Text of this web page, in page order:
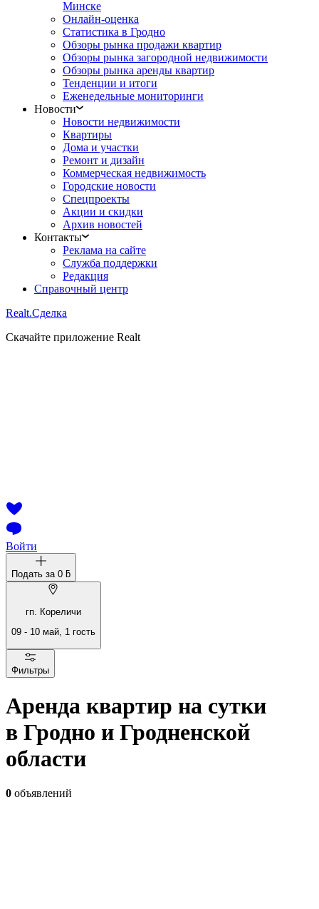
Минске
Онлайн-оценка
Статистика в Гродно
Обзоры рынка продажи квартир
Обзоры рынка загородной недвижимости
Обзоры рынка аренды квартир
Тенденции и итоги
Еженедельные мониторинги
Новости
Новости недвижимости
Квартиры
Дома и участки
Ремонт и дизайн
Коммерческая недвижимость
Городские новости
Спецпроекты
Акции и скидки
Архив новостей
Контакты
Реклама на сайте
Служба поддержки
Редакция
Справочный центр
Realt.Сделка
Скачайте приложение Realt
Войти
Подать за 0 ƃ
гп. Кореличи
09 - 10 май, 1 гость
Фильтры
Аренда квартир на сутки
в Гродно и Гродненской
области
0 объявлений